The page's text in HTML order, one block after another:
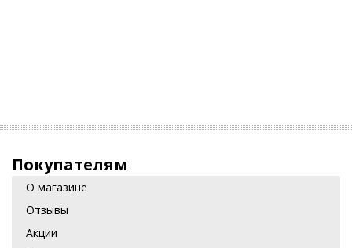
Покупателям
О магазине
Отзывы
Акции